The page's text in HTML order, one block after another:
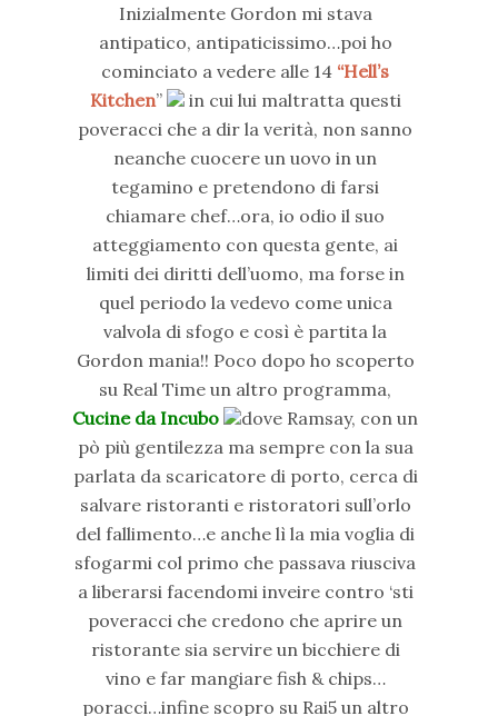
Inizialmente Gordon mi stava
antipatico, antipaticissimo…poi ho
cominciato a vedere alle 14 “Hell’s
Kitchen”
in cui lui maltratta questi
poveracci che a dir la verità, non sanno
neanche cuocere un uovo in un
tegamino e pretendono di farsi
chiamare chef…ora, io odio il suo
atteggiamento con questa gente, ai
limiti dei diritti dell’uomo, ma forse in
quel periodo la vedevo come unica
valvola di sfogo e così è partita la
Gordon mania!! Poco dopo ho scoperto
su Real Time un altro programma,
Cucine da Incubo
dove Ramsay, con un
pò più gentilezza ma sempre con la sua
parlata da scaricatore di porto, cerca di
salvare ristoranti e ristoratori sull’orlo
del fallimento…e anche lì la mia voglia di
sfogarmi col primo che passava riusciva
a liberarsi facendomi inveire contro ‘sti
poveracci che credono che aprire un
ristorante sia servire un bicchiere di
vino e far mangiare fish & chips…
poracci…infine scopro su Rai5 un altro